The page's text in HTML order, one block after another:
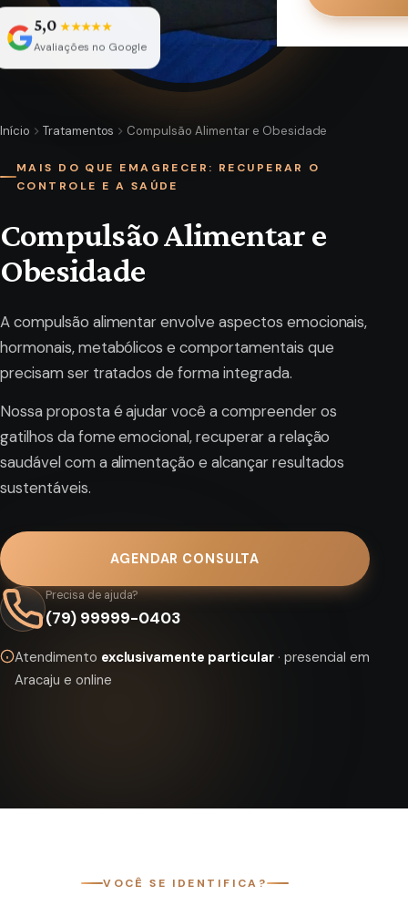
Início Tratamentos Compulsão Alimentar e Obesidade
MAIS DO QUE EMAGRECER: RECUPERAR O
CONTROLE E A SAÚDE
Compulsão Alimentar e
Obesidade
A compulsão alimentar envolve aspectos emocionais,
hormonais, metabólicos e comportamentais que
precisam ser tratados de forma integrada.
Nossa proposta é ajudar você a compreender os
gatilhos da fome emocional, recuperar a relação
saudável com a alimentação e alcançar resultados
sustentáveis.
AGENDAR CONSULTA
Precisa de ajuda?
(79) 99999-0403
Atendimento exclusivamente particular· presencial em
Aracaju e online
5,0★★★★★
Avaliações no Google
VOCÊ SE IDENTIFICA?